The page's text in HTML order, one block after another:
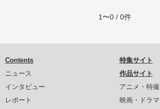
1〜0 / 0件
Contents
ニュース
インタビュー
レポート
特集サイト
作品サイト
アニメ・特撮
映画・ドラマ